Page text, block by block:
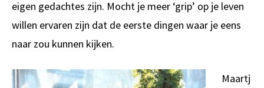
eigen gedachtes zijn. Mocht je meer ‘grip’ op je leven
willen ervaren zijn dat de eerste dingen waar je eens
naar zou kunnen kijken.
Maartj